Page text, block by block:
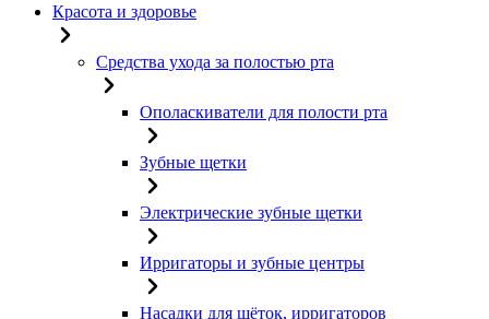
Красота и здоровье
Средства ухода за полостью рта
Ополаскиватели для полости рта
Зубные щетки
Электрические зубные щетки
Ирригаторы и зубные центры
Насадки для щёток, ирригаторов